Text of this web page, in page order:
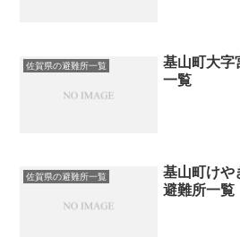
佐賀県の避難所一覧
基山町大字
一覧
佐賀県の避難所一覧
基山町けや
避難所一覧